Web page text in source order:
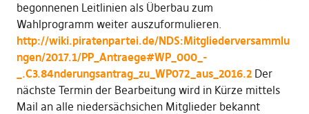
begonnenen Leitlinien als Überbau zum
Wahlprogramm weiter auszuformulieren.
http://wiki.piratenpartei.de/NDS:Mitgliederversammlu
ngen/2017.1/PP_Antraege#WP_000_-
_.C3.84nderungsantrag_zu_WP072_aus_2016.2Der
nächste Termin der Bearbeitung wird in Kürze mittels
Mail an alle niedersächsichen Mitglieder bekannt